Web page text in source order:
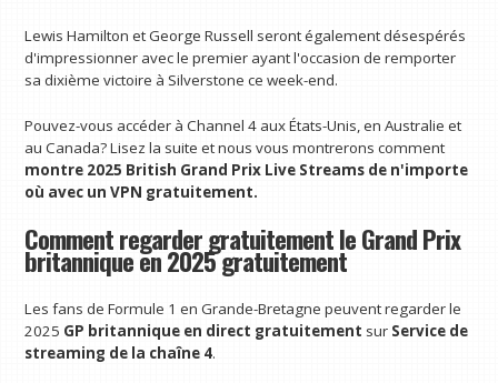
Lewis Hamilton et George Russell seront également désespérés
d'impressionner avec le premier ayant l'occasion de remporter
sa dixième victoire à Silverstone ce week-end.
Pouvez-vous accéder à Channel 4 aux États-Unis, en Australie et
au Canada? Lisez la suite et nous vous montrerons comment
montre 2025 British Grand Prix Live Streams de n'importe
où avec un VPN gratuitement.
Comment regarder gratuitement le Grand Prix
britannique en 2025 gratuitement
Les fans de Formule 1 en Grande-Bretagne peuvent regarder le
2025 GP britannique en direct gratuitement sur Service de
streaming de la chaîne 4.